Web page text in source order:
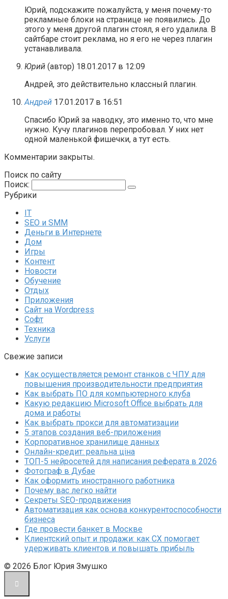
Юрий, подскажите пожалуйста, у меня почему-то
рекламные блоки на странице не появились. До
этого у меня другой плагин стоял, я его удалила. В
сайтбаре стоит реклама, но я его не через плагин
устанавливала.
Юрий (автор) 18.01.2017 в 12:09
Андрей, это действительно классный плагин.
Андрей 17.01.2017 в 16:51
Спасибо Юрий за наводку, это именно то, что мне
нужно. Кучу плагинов перепробовал. У них нет
одной маленькой фишечки, а тут есть.
Комментарии закрыты.
Поиск по сайту
Поиск:
Рубрики
IT
SEO и SMM
Деньги в Интернете
Дом
Игры
Контент
Новости
Обучение
Отдых
Приложения
Сайт на Wordpress
Софт
Техника
Услуги
Свежие записи
Как осуществляется ремонт станков с ЧПУ для
повышения производительности предприятия
Как выбрать ПО для компьютерного клуба
Какую редакцию Microsoft Office выбрать для
дома и работы
Как выбрать прокси для автоматизации
5 этапов создания веб-приложения
Корпоративное хранилище данных
Онлайн-кредит: реальна ціна
ТОП-5 нейросетей для написания реферата в 2026
Фотограф в Дубае
Как оформить иностранного работника
Почему вас легко найти
Секреты SEO-продвижения
Автоматизация как основа конкурентоспособности
бизнеса
Где провести банкет в Москве
Клиентский опыт и продажи: как CX помогает
удерживать клиентов и повышать прибыль
© 2026 Блог Юрия Змушко